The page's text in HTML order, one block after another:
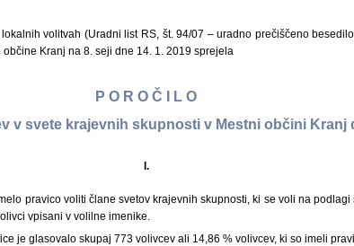
volitvah (Uradni list RS, št. 94/07 – uradno prečiščeno
Kranj na 8. seji dne 14. 1. 2019 sprejela
P O R O Č I L O
v svete krajevnih skupnosti v Mestni občini Kranj
I.
pravico voliti člane svetov krajevnih skupnosti, ki se voli na
vpisani v volilne imenike.
je glasovalo skupaj 773 volivcev ali 14,86 % volivcev, ki so imeli